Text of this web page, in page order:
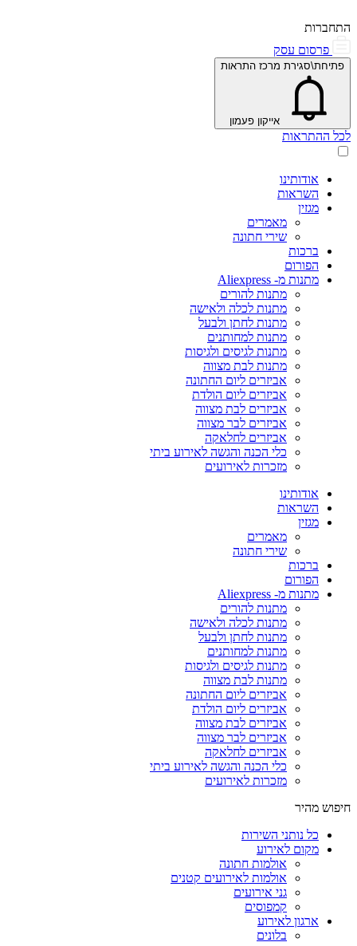
התחברות
פרסום עסק
פתיחת\סגירת מרכז התראות
אייקון פעמון
לכל ההתראות
אודותינו
השראות
מגזין
מאמרים
שירי חתונה
ברכות
הפורום
מתנות מ- Aliexpress
מתנות להורים
מתנות לכלה ולאישה
מתנות לחתן ולבעל
מתנות למחותנים
מתנות לגיסים ולגיסות
מתנות לבת מצווה
אביזרים ליום החתונה
אביזרים ליום הולדת
אביזרים לבת מצווה
אביזרים לבר מצווה
אביזרים לחלאקה
כלי הכנה והגשה לאירוע ביתי
מזכרות לאירועים
אודותינו
השראות
מגזין
מאמרים
שירי חתונה
ברכות
הפורום
מתנות מ- Aliexpress
מתנות להורים
מתנות לכלה ולאישה
מתנות לחתן ולבעל
מתנות למחותנים
מתנות לגיסים ולגיסות
מתנות לבת מצווה
אביזרים ליום החתונה
אביזרים ליום הולדת
אביזרים לבת מצווה
אביזרים לבר מצווה
אביזרים לחלאקה
כלי הכנה והגשה לאירוע ביתי
מזכרות לאירועים
חיפוש מהיר
כל נותני השירות
מקום לאירוע
אולמות חתונה
אולמות לאירועים קטנים
גני אירועים
קמפוסים
ארגון לאירוע
בלונים